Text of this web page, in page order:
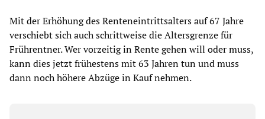
Mit der Erhöhung des Renteneintrittsalters auf 67 Jahre
verschiebt sich auch schrittweise die Altersgrenze für
Frührentner. Wer vorzeitig in Rente gehen will oder muss,
kann dies jetzt frühestens mit 63 Jahren tun und muss
dann noch höhere Abzüge in Kauf nehmen.